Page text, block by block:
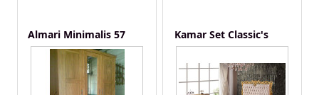
Almari Minimalis 57 Kamar Set Classic's